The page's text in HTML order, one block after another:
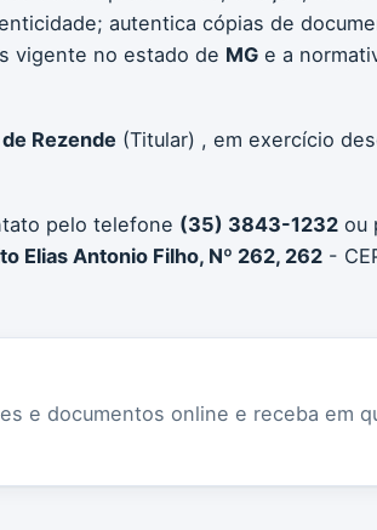
autentica cópias de
vigente no estado de MG e a
Rezende (Titular) , em exercício
pelo telefone (35) 3843-1232 ou
Elias Antonio Filho, Nº 262, 262 -
e documentos online e receba em